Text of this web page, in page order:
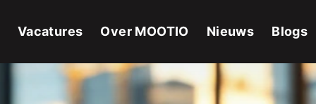
Vacatures Over MOOTIO Nieuws Blogs